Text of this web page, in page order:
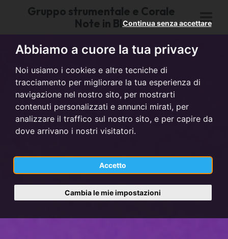
Abbiamo a cuore la tua privacy
Noi usiamo i cookies e altre tecniche di
tracciamento per migliorare la tua esperienza di
navigazione nel nostro sito, per mostrarti
contenuti personalizzati e annunci mirati, per
analizzare il traffico sul nostro sito, e per capire da
dove arrivano i nostri visitatori.
Accetto
Continua senza accettare
Cambia le mie impostazioni
Gruppo strumentale e Corale
Note in Blu